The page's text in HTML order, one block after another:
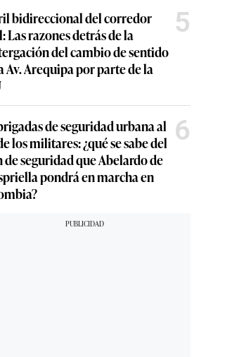
bidireccional del corredor
Las razones detrás de la
del cambio de sentido
Av. Arequipa por parte de la
5
de seguridad urbana al
los militares: ¿qué se sabe del
de seguridad que Abelardo de
pondrá en marcha en
6